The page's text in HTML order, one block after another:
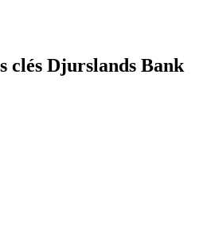
clés Djurslands Bank